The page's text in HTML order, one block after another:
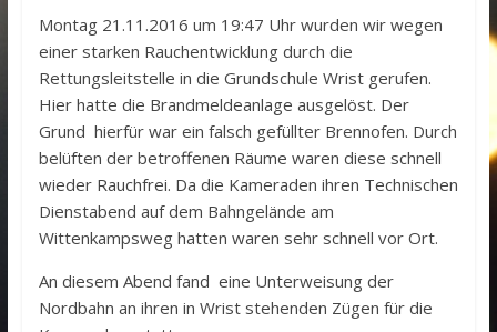
Montag 21.11.2016 um 19:47 Uhr wurden wir wegen
einer starken Rauchentwicklung durch die
Rettungsleitstelle in die Grundschule Wrist gerufen.
Hier hatte die Brandmeldeanlage ausgelöst. Der
Grund hierfür war ein falsch gefüllter Brennofen. Durch
belüften der betroffenen Räume waren diese schnell
wieder Rauchfrei. Da die Kameraden ihren Technischen
Dienstabend auf dem Bahngelände am
Wittenkampsweg hatten waren sehr schnell vor Ort.
An diesem Abend fand eine Unterweisung der
Nordbahn an ihren in Wrist stehenden Zügen für die